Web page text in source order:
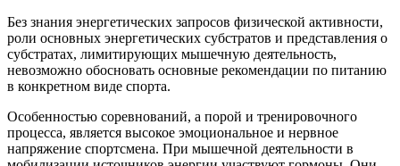
Без знания энергетических запросов физической активности,
роли ос­новных энергетических субстратов и представления о
субстратах, лимитирующих мышечную деятельность,
невозможно обосновать основные рекомендации по питанию
в конкретном виде спорта.
Особенностью соревнований, а порой и тренировочного
процесса, является высокое эмоциональное и нервное
напряжение спортсмена. При мышечной деятельности в